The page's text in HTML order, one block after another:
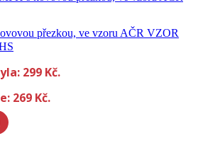
přezkou, ve vzoru AČR VZOR
299 Kč.
269 Kč.